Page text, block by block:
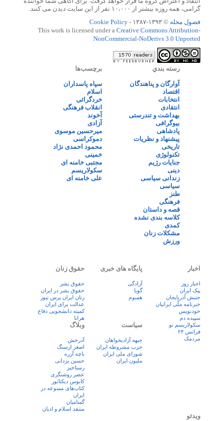
گرامی، همه روزه بیشتر از ۱۰،۰۰۰ نفر از این سایت دیدن می کنند.
فضول محله © ۱۳۹۳-۱۳۸۷ -
Cookie Policy
This work is licensed under a Creative Commons Attribution-
NonCommercial-NoDerivs 3.0 Unported
رسته بندي
آوارگان و پناهندگان
اقتصاد
انتخابات
انتقادی
بهداشت و تندرستی
بیوگرافی
پادشاهی
پیشنهاد و نظریات
تاریخی
تکنولوژی
جنایات رژیم
دینی
زندانی سیاسی
سیاسی
طنز
فرهنگی
قصه و داستان
کلاسه بندی نشده
کمدی
مشکلات زنان
ورزش
برچسب‌ها
سپاه پاسداران
اسلام
خردگرائی
انقلاب فرهنگی
آخوند
آزادی
میرحسین موسوی
دموکراسی
محمود احمدی نژاد
خمینی
مجتبی خامنه ای
سکولاریسم
علی خامنه ای
اخبار
اخبار روز
پيک ايران
جنبش آذربایجان
خبرنامه ملّی ایرانیان
خودنویس
سپیده دم
سکولاریسم نو
فرانس ۲۴
مردمک
پایگاه های خبری
آزادگی
گویا
همبوم
حقوق زنان
حقوق بشر
حقوق بشر در ایران
زنان ايران پرس نيوز
عدالت برای ایران
کمیته دانشجویی دفاع
هرانا
سیاست
جبهه آزادیخواهان
حزب مشروطه ایران
شورای ملی ایران
ملیون ایران
وبلاگ
آذرخش
اصغر ارسنگ
باچه آزره
حسین یزدانی
رستاخیز
عضر روشنگری
کابوس دیکتاتور
کتاب‌های ممنوعه در
ایران
گمنامیان
منتقد اسلام و ادیان
ویدئو